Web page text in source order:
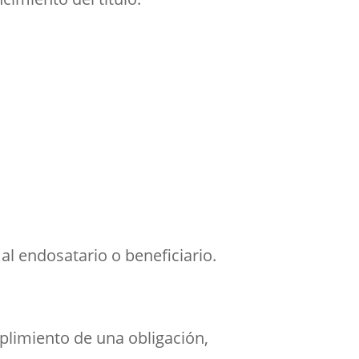
endosatario o beneficiario.
de una obligación,